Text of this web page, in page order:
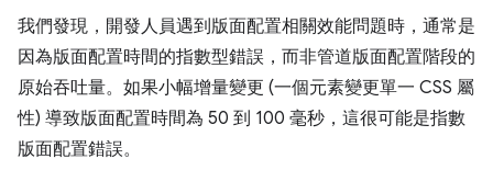
我們發現，開發人員遇到版面配置相關效能問題時，通常是
因為版面配置時間的指數型錯誤，而非管道版面配置階段的
原始吞吐量。如果小幅增量變更 (一個元素變更單一 CSS 屬
性) 導致版面配置時間為 50 到 100 毫秒，這很可能是指數
版面配置錯誤。